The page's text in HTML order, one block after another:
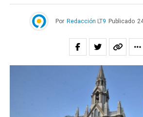
Por Redacción LT9 Publicado